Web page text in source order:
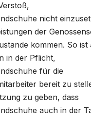
nicht
der
kommen. So ist
in der Pflicht,
für die
bereit zu
zu geben, dass
auch in der